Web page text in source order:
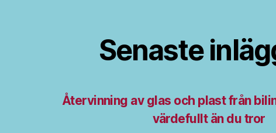
Senaste
Återvinning av glas och plast från
värdefullt än du tror